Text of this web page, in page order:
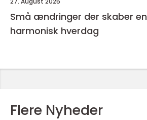
Små ændringer der skaber
harmonisk hverdag
Flere Nyheder